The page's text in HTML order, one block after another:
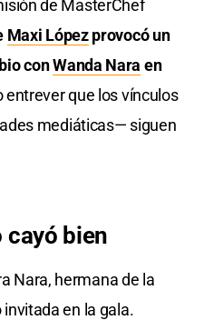
de MasterChef
Maxi Lópezprovocó un
conWanda Nara en
que los vínculos
mediáticas— siguen
cayó bien
Nara, hermana de la
en la gala.